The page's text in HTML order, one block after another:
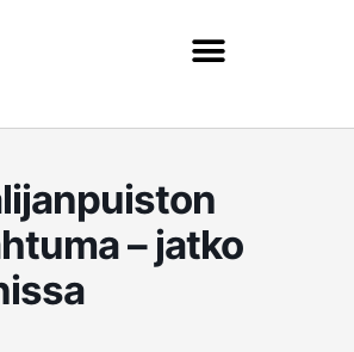
– jatko